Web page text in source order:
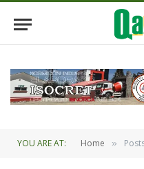
YOU ARE AT: Home »